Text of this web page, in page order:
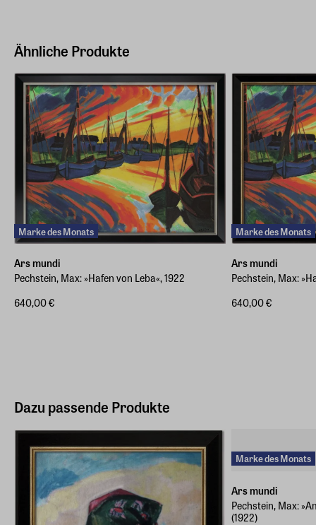
Deutschland (EU)
E-Mail-Adresse
info@arsmundi.de
Ähnliche Produkte
Marke des Monats
Ars mundi
Pechstein, Max: »Hafen von Leba«, 1922
640,00 €
Marke des Monats
Ars mundi
Pechstein, Max:
640,00 €
Dazu passende Produkte
Marke des Monats
Ars mundi
Pechstein, Max:
(1922)